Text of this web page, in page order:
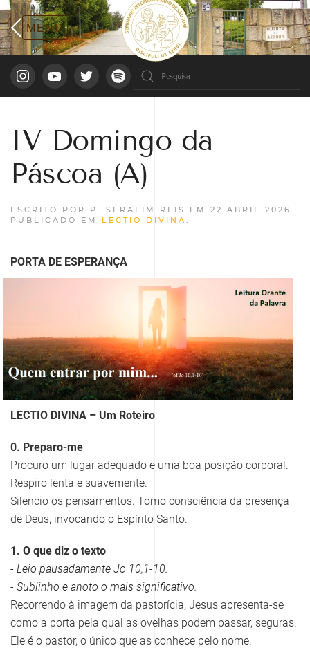
IV Domingo da
Páscoa (A)
ESCRITO POR P. SERAFIM REIS EM 22 ABRIL 2026 .
PUBLICADO EM LECTIO DIVINA .
PORTA DE ESPERANÇA
LECTIO DIVINA – Um Roteiro
0. Preparo-me
Procuro um lugar adequado e uma boa posição corporal.
Respiro lenta e suavemente.
Silencio os pensamentos. Tomo consciência da presença
de Deus, invocando o Espírito Santo.
1. O que diz o texto
- Leio pausadamente Jo 10,1-10.
- Sublinho e anoto o mais significativo.
Recorrendo à imagem da pastorícia, Jesus apresenta-se
como a porta pela qual as ovelhas podem passar, seguras.
Ele é o pastor, o único que as conhece pelo nome.